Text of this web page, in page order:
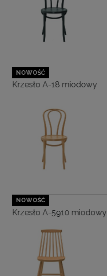
Krzesło A-18 miodowy
NOWOŚĆ
Krzesło A-5910 miodowy
NOWOŚĆ